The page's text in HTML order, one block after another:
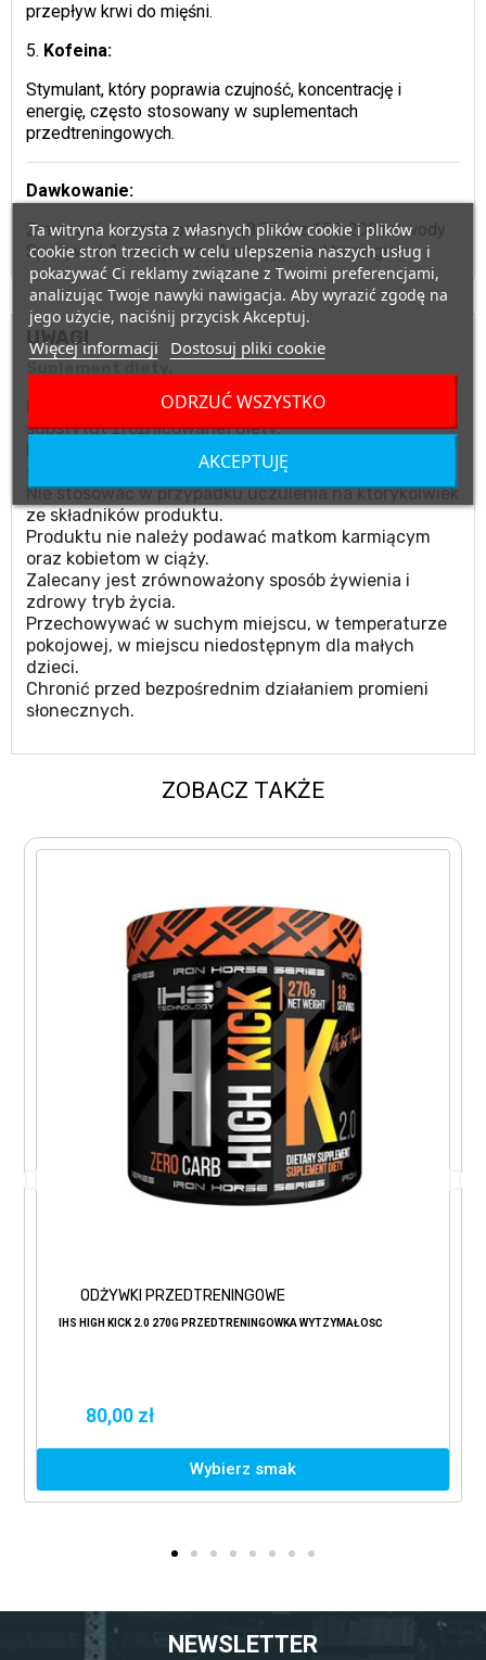
przepływ krwi do mięśni.
5. Kofeina:
Stymulant, który poprawia czujność, koncentrację i
energię, często stosowany w suplementach
przedtreningowych.
Dawkowanie:
Zmieszać 1 miarkę proszku (8,75g) z 150-200 ml wody.
Spożywać 1 porcję rano i 1 porcję przed treningiem.
UWAGI
Nie może być stosowany jako zamiennik bądź
substytut zróżnicowanej diety.
Nie należy przekraczać zalecanego dziennego
Nie stosować w przypadku uczulenia na którykolwiek
ze składników produktu.
Produktu nie należy podawać matkom karmiącym
oraz kobietom w ciąży.
Zalecany jest zrównoważony sposób żywienia i
zdrowy tryb życia.
Przechowywać w suchym miejscu, w temperaturze
pokojowej, w miejscu niedostępnym dla małych
dzieci.
Chronić przed bezpośrednim działaniem promieni
słonecznych.
ZOBACZ TAKŻE
ODŻYWKI PRZEDTRENINGOWE
IHS HIGH KICK 2.0 270G PRZEDTRENINGÓWKA WYTZYMAŁOŚĆ
80,00 zł
Wybierz smak
NEWSLETTER
Ta witryna korzysta z własnych plików cookie i plików
cookie stron trzecich w celu ulepszenia naszych usług i
pokazywać Ci reklamy związane z Twoimi preferencjami,
analizując Twoje nawyki nawigacja. Aby wyrazić zgodę na
jego użycie, naciśnij przycisk Akceptuj.
Więcej informacji Dostosuj pliki cookie
ODRZUĆ WSZYSTKO
AKCEPTUJĘ